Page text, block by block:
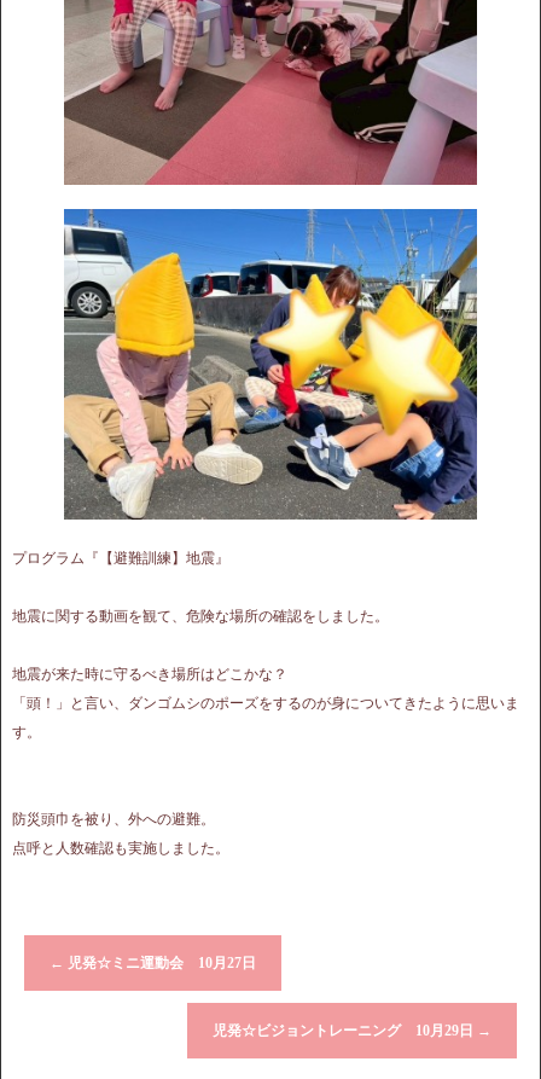
プログラム『【避難訓練】地震』
地震に関する動画を観て、危険な場所の確認をしました。
地震が来た時に守るべき場所はどこかな？
「頭！」と言い、ダンゴムシのポーズをするのが身についてきたように思いま
す。
防災頭巾を被り、外への避難。
点呼と人数確認も実施しました。
← 児発☆ミニ運動会 10月27日
児発☆ビジョントレーニング 10月29日 →